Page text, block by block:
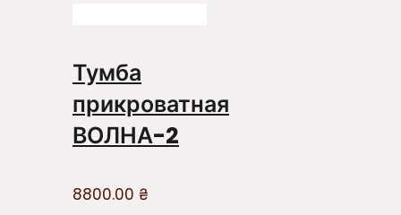
Тумба
прикроватная
ВОЛНА-2
8800.00 ₴